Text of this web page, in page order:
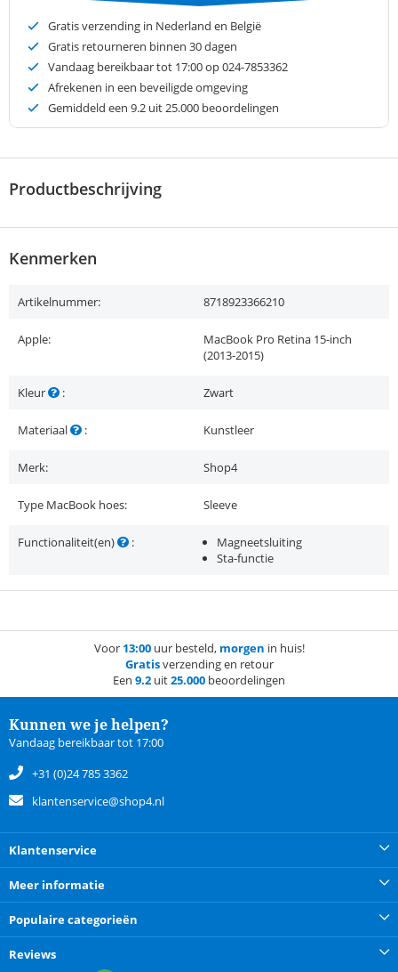
Gratis verzending in Nederland en België
Gratis retourneren binnen 30 dagen
Vandaag bereikbaar tot 17:00 op 024-7853362
Afrekenen in een beveiligde omgeving
Gemiddeld een 9.2 uit 25.000 beoordelingen
Productbeschrijving
Kenmerken
Artikelnummer: 8718923366210
Apple:
MacBook Pro Retina 15-inch
(2013-2015)
Kleur : Zwart
Materiaal : Kunstleer
Merk: Shop4
Type MacBook hoes: Sleeve
Functionaliteit(en) :
Magneetsluiting
Sta-functie
Voor 13:00uur besteld, morgen in huis!
Gratisverzending en retour
Een 9.2 uit25.000 beoordelingen
Kunnen we je helpen?
Vandaag bereikbaar tot 17:00
+31 (0)24 785 3362
klantenservice@shop4.nl
Klantenservice
Meer informatie
Populaire categorieën
Reviews